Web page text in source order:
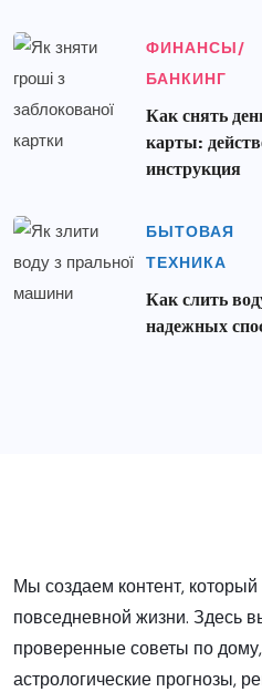
ФИНАНСЫ/
БАНКИНГ
Как снять
карты:
инструкция
БЫТОВАЯ
ТЕХНИКА
Как слить
надежных
Мы создаем контент, который
повседневной жизни. Здесь
проверенные советы по
астрологические прогнозы,